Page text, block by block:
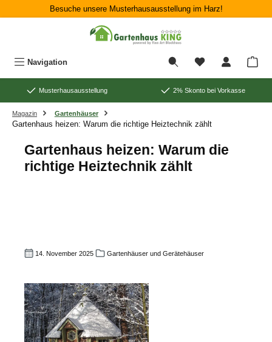
Zum Hauptinhalt springenBesuche unsere Musterhausausstellung im Harz!
Navigation
Musterhausausstellung 2% Skonto bei Vorkasse
Magazin Gartenhäuser
Gartenhaus heizen: Warum die richtige Heiztechnik zählt
Gartenhaus heizen: Warum die
richtige Heiztechnik zählt
14. November 2025 Gartenhäuser und Gerätehäuser